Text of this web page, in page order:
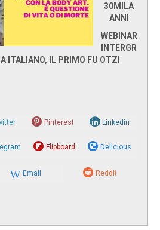
30MILA
ANNI
WEBINAR
INTERGR
ITALIANO, IL PRIMO FU OTZI
Pinterest Linkedin
Flipboard Delicious
Email Reddit